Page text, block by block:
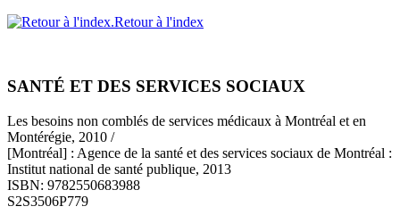
Retour à l'index
SANTÉ ET DES SERVICES SOCIAUX
Les besoins non comblés de services médicaux à Montréal et en
Montérégie, 2010 /
[Montréal] : Agence de la santé et des services sociaux de Montréal :
Institut national de santé publique, 2013
ISBN: 9782550683988
S2S3506P779